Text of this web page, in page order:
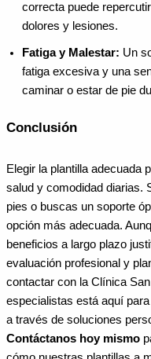
correcta puede
dolores y lesiones.
Fatiga y Malestar: Un
fatiga excesiva y una
caminar o estar de pie
Conclusión
Elegir la plantilla adecuada
salud y comodidad diarias.
pies o buscas un soporte
opción más adecuada.
beneficios a largo plazo
evaluación profesional y
contactar con la Clínica
especialistas está aquí
a través de soluciones
Contáctanos hoy mismo